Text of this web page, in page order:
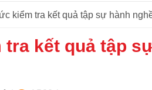
kiểm tra kết quả tập sự hành
kết quả tập